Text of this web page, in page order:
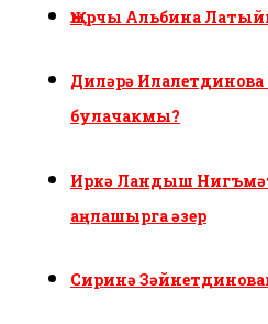
Җырчы Альбина
Диләрә Илалетдинова
булачакмы?
Иркә Ландыш
аңлашырга әзер
Сиринә